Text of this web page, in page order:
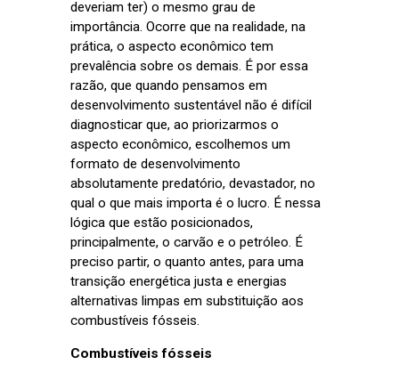
deveriam ter) o mesmo grau de
importância. Ocorre que na realidade, na
prática, o aspecto econômico tem
prevalência sobre os demais. É por essa
razão, que quando pensamos em
desenvolvimento sustentável não é difícil
diagnosticar que, ao priorizarmos o
aspecto econômico, escolhemos um
formato de desenvolvimento
absolutamente predatório, devastador, no
qual o que mais importa é o lucro. É nessa
lógica que estão posicionados,
principalmente, o carvão e o petróleo. É
preciso partir, o quanto antes, para uma
transição energética justa e energias
alternativas limpas em substituição aos
combustíveis fósseis.
Combustíveis fósseis